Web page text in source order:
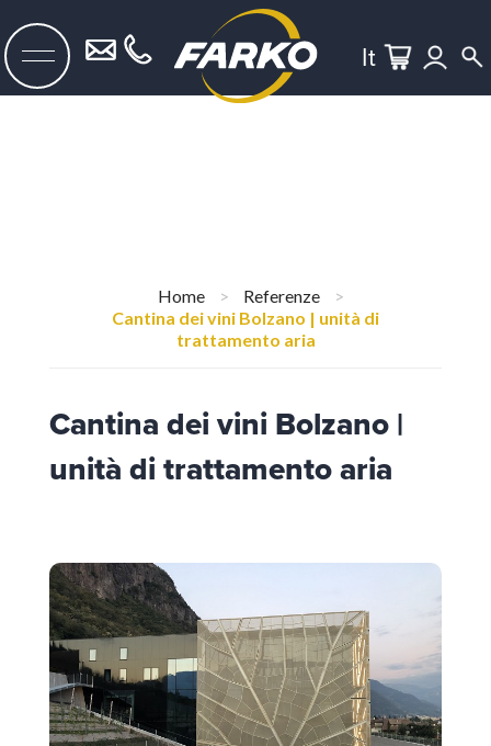
It
Home > Referenze
>
Cantina dei vini Bolzano | unità di
trattamento aria
Cantina dei vini Bolzano |
unità di trattamento aria